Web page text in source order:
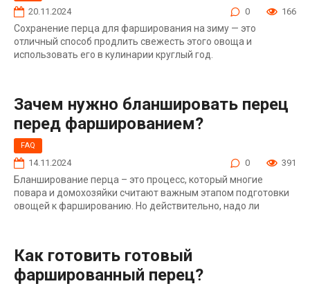
20.11.2024 0 166
Сохранение перца для фарширования на зиму — это
отличный способ продлить свежесть этого овоща и
использовать его в кулинарии круглый год.
Зачем нужно бланшировать перец
перед фаршированием?
FAQ
14.11.2024 0 391
Бланширование перца – это процесс, который многие
повара и домохозяйки считают важным этапом подготовки
овощей к фаршированию. Но действительно, надо ли
Как готовить готовый
фаршированный перец?